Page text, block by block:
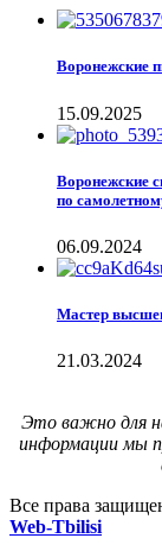
Воронежские
15.09.2025
Воронежские
по
06.09.2024
Мастер
21.03.2024
Это важно для
информации мы
Все права
Web-Tbilisi